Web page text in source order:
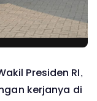
Presiden RI,
kerjanya di